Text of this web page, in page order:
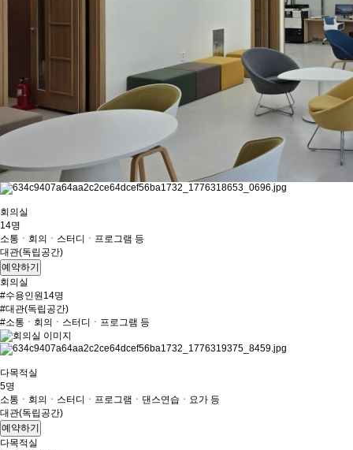
회의실
14명
소통ㆍ회의ㆍ스터디ㆍ프로그램 등
대관(독립공간)
예약하기
회의실
#수용인원14명
#대관(독립공간)
#소통ㆍ회의ㆍ스터디ㆍ프로그램 등
다목적실
5명
소통ㆍ회의ㆍ스터디ㆍ프로그램ㆍ댄스연습ㆍ요가 등
대관(독립공간)
예약하기
다목적실